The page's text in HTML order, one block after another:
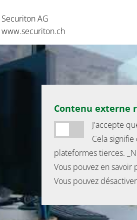
Securiton AG
www.securiton.ch
Contenu externe
J'accepte
Cela
plateformes tierces.
Vous pouvez en
Vous pouvez